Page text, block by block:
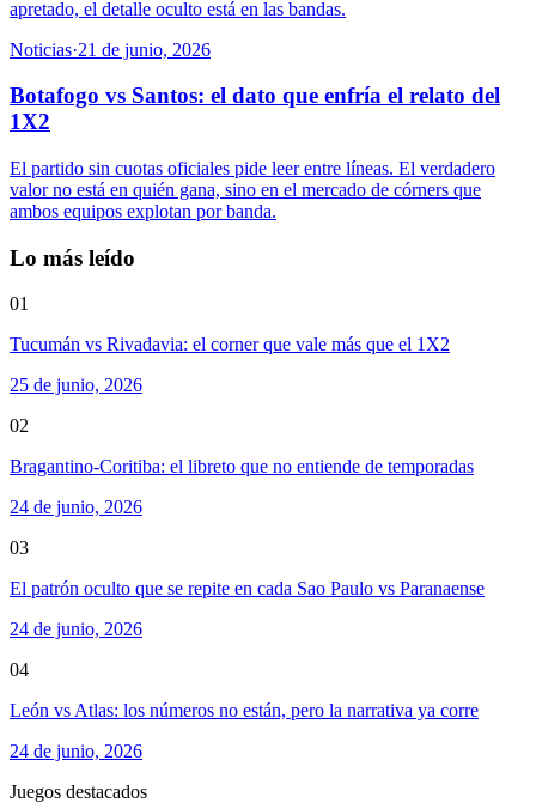
apretado, el detalle oculto está en las bandas.
Noticias·21 de junio, 2026
Botafogo vs Santos: el dato que enfría el relato del
1X2
El partido sin cuotas oficiales pide leer entre líneas. El verdadero
valor no está en quién gana, sino en el mercado de córners que
ambos equipos explotan por banda.
Lo más leído
01
Tucumán vs Rivadavia: el corner que vale más que el 1X2
25 de junio, 2026
02
Bragantino-Coritiba: el libreto que no entiende de temporadas
24 de junio, 2026
03
El patrón oculto que se repite en cada Sao Paulo vs Paranaense
24 de junio, 2026
04
León vs Atlas: los números no están, pero la narrativa ya corre
24 de junio, 2026
Juegos destacados